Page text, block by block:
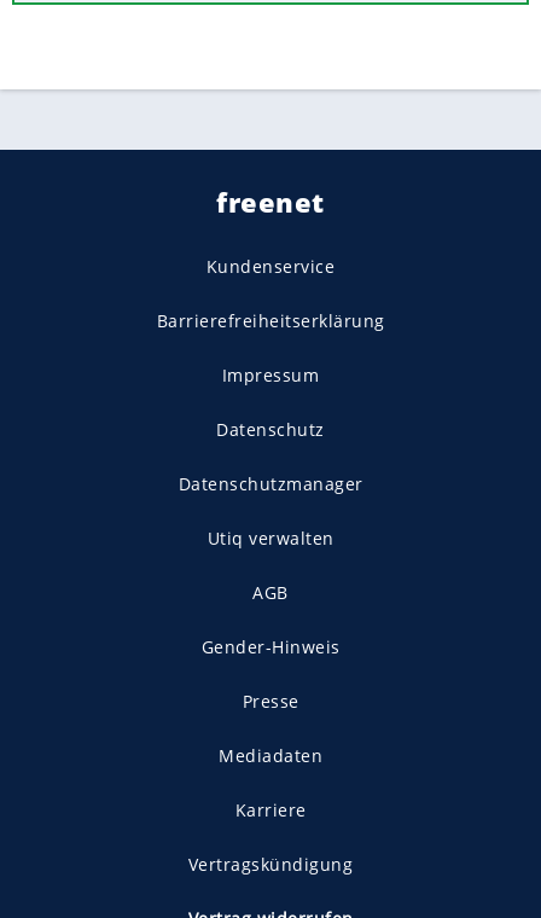
freenet
Kundenservice
Barrierefreiheitserklärung
Impressum
Datenschutz
Datenschutzmanager
Utiq verwalten
AGB
Gender-Hinweis
Presse
Mediadaten
Karriere
Vertragskündigung